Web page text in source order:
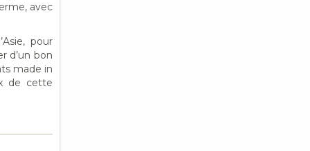
avec
pour
d’un bon
made in
de cette